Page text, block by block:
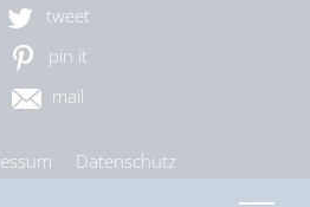
tweet
pin it
mail
Datenschutz